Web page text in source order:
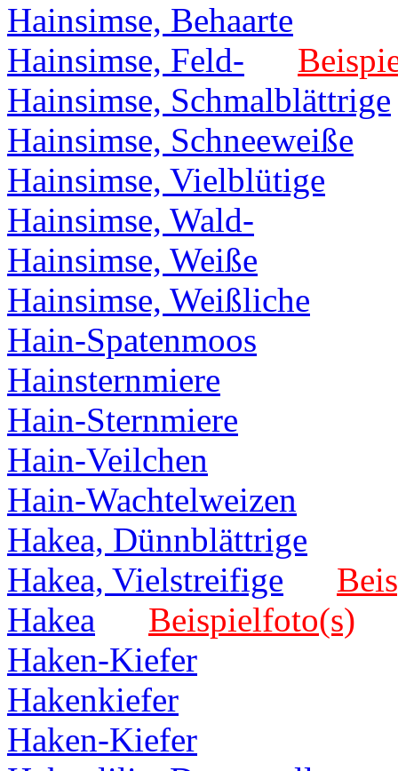
Hainsimse, Behaarte
Hainsimse, Feld-
Hainsimse, Schmalblättrige
Hainsimse, Schneeweiße
Hainsimse, Vielblütige
Hainsimse, Wald-
Hainsimse, Weiße
Hainsimse, Weißliche
Hain-Spatenmoos
Hainsternmiere
Hain-Sternmiere
Hain-Veilchen
Hain-Wachtelweizen
Hakea, Dünnblättrige
Hakea, Vielstreifige
Hakea
Beispielfoto(s)
Haken-Kiefer
Hakenkiefer
Haken-Kiefer